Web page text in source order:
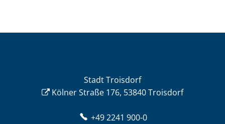
Stadt Troisdorf
Kölner Straße 176, 53840 Troisdorf
+49 2241 900-0